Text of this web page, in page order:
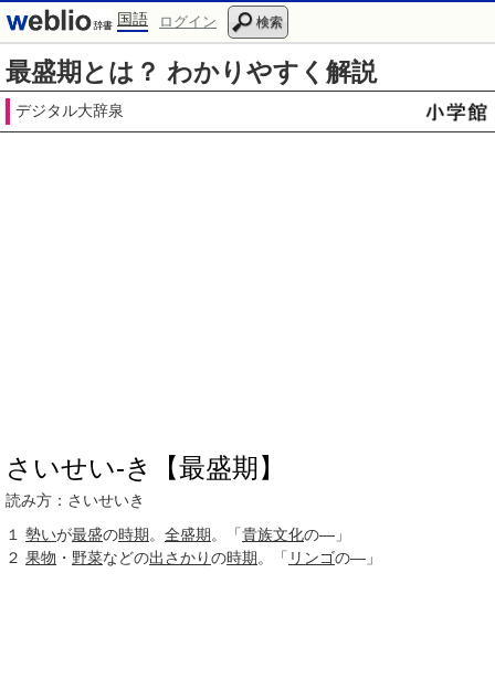
国語 ログイン 検索
最盛期とは？ わかりやすく解説
デジタル大辞泉
さいせい‐き【最盛期】
読み方：さいせいき
１
勢いが最盛の時期。 全盛期。「貴族文化の―」
２ 果物 ・ 野菜などの出さかりの時期。「 リンゴの―」